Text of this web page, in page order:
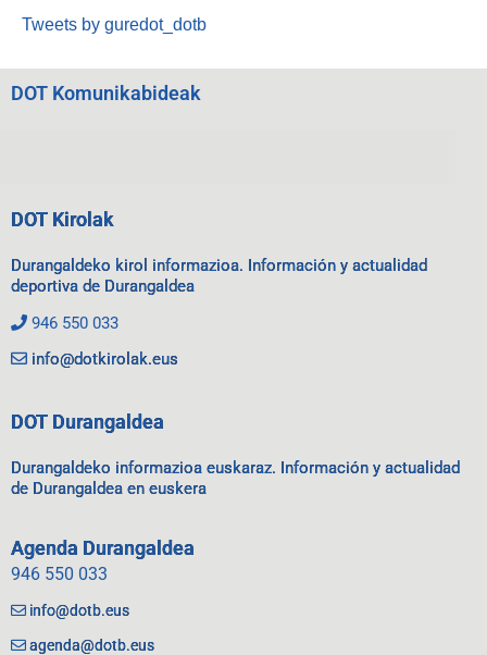
Tweets by guredot_dotb
DOT Komunikabideak
DOT Kirolak
Durangaldeko kirol informazioa. Información y actualidad
deportiva de Durangaldea
946 550 033
info@dotkirolak.eus
DOT Durangaldea
Durangaldeko informazioa euskaraz. Información y actualidad
de Durangaldea en euskera
Agenda Durangaldea
946 550 033
info@dotb.eus
agenda@dotb.eus